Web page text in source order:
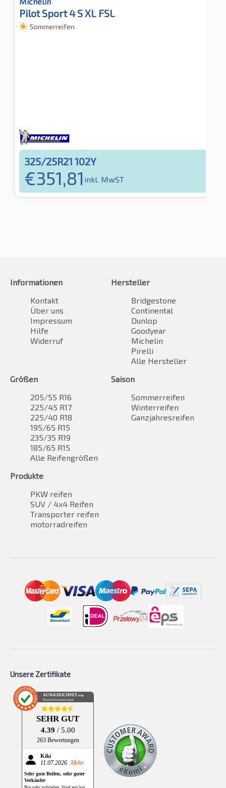
Pilot Sport 4 S XL FSL
Sommerreifen
325/25R21 102Y
€351,81 inkl. MwST
Informationen
Kontakt
Über uns
Impressum
Hilfe
Widerruf
Hersteller
Bridgestone
Continental
Dunlop
Goodyear
Michelin
Pirelli
Alle Hersteller
Größen
205/55 R16
225/45 R17
225/40 R18
195/65 R15
235/35 R19
185/65 R15
Alle Reifengrößen
Saison
Sommerreifen
Winterreifen
Ganzjahresreifen
Produkte
PKW reifen
SUV / 4x4 Reifen
Transporter reifen
motorradreifen
Unsere Zertifikate
AUSGEZEICHNET .org
Kundenbewertungen
SEHR GUT
4.39 / 5.00
263 Bewertungen
Kiki
11.07.2026 Mehr
Sehr gute Reifen, sehr guter
Verkäufer